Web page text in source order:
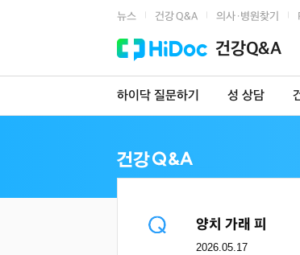
뉴스 건강 Q&A 의사·병원찾기
건강Q&A
하이닥 질문하기 성 상담
양치 가래 피
2026.05.17